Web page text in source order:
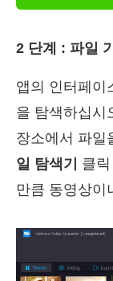
2 단계 : 파일
앱의 인터페이
을 탐색하십시
장소에서 파일
일 탐색기
클릭
만큼 동영상이